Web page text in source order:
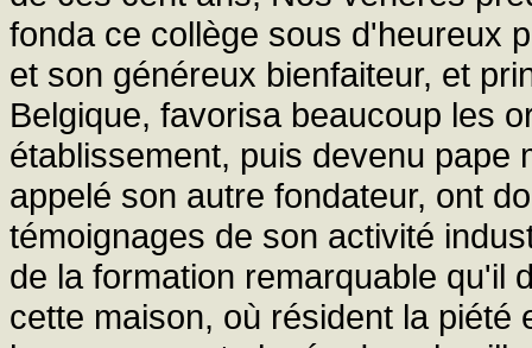
fonda ce collège sous d'heureux
et son généreux bienfaiteur, et
Belgique, favorisa beaucoup les
établissement, puis devenu pape
appelé son autre fondateur, ont
témoignages de son activité
de la formation remarquable qu'il
cette maison, où résident la